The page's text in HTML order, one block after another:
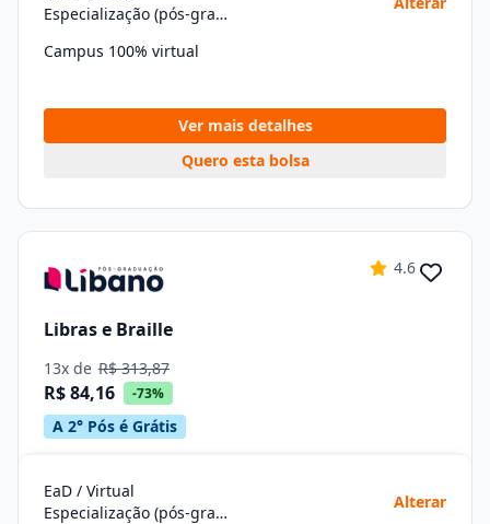
Especialização (pós-graduação)
Campus 100% virtual
Ver mais detalhes
Quero esta bolsa
4.6
Libras e Braille
13x de R$ 313,87
R$ 84,16 -73%
A 2° Pós é Grátis
EaD / Virtual
Especialização (pós-graduação)
Alterar